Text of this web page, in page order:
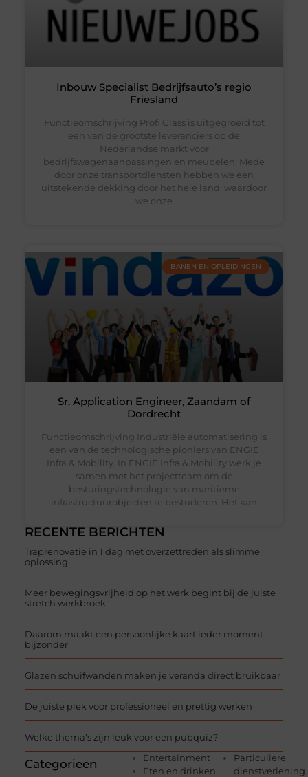
RECENTE BERICHTEN
Traprenovatie in 1 dag met overzettreden als slimme
oplossing
Meer bewegingsvrijheid op het werk begint bij de juiste
stretch werkbroek
Daarom maakt een persoonlijke kaart ieder moment
bijzonder
Glazen schuifwanden maken je veranda direct bruikbaar
De juiste plek voor professioneel en prettig werken
Welke thema’s zijn leuk voor een pubquiz?
Categorieën
Entertainment
Eten en drinken
Particuliere
dienstverlening
Inbouw Specialist Bedrijfsauto’s regio
Friesland
Functieomschrijving Profi Glass is uitgegroeid tot
een van de grootste leveranciers op de
Nederlandse markt voor
bedrijfswagenaanpassingen en meubelen. Mede
door onze transportdiensten hebben we een
uitstekende dekking door het hele land, waardoor
we onze
BANEN EN OPLEIDINGEN
Sr. Application Engineer, Zaandam of
Dordrecht
Functieomschrijving Industriële automatisering is
een van de technologische pioniers van ENGIE
Infra & Mobility. In ENGIE Infra & Mobility werk je
samen met het projectteam om de
besturingstechnologie van maritieme
infrastructuurobjecten te bestuderen. Het kan